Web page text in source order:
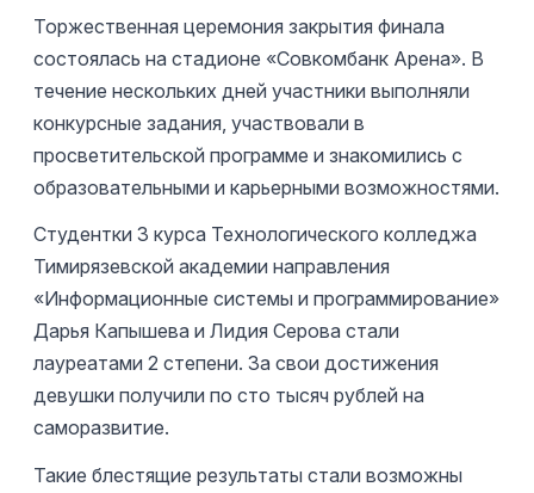
Торжественная церемония закрытия финала
состоялась на стадионе «Совкомбанк Арена». В
течение нескольких дней участники выполняли
конкурсные задания, участвовали в
просветительской программе и знакомились с
образовательными и карьерными возможностями.
Студентки 3 курса Технологического колледжа
Тимирязевской академии направления
«Информационные системы и программирование»
Дарья Капышева и Лидия Серова стали
лауреатами 2 степени. За свои достижения
девушки получили по сто тысяч рублей на
саморазвитие.
Такие блестящие результаты стали возможны